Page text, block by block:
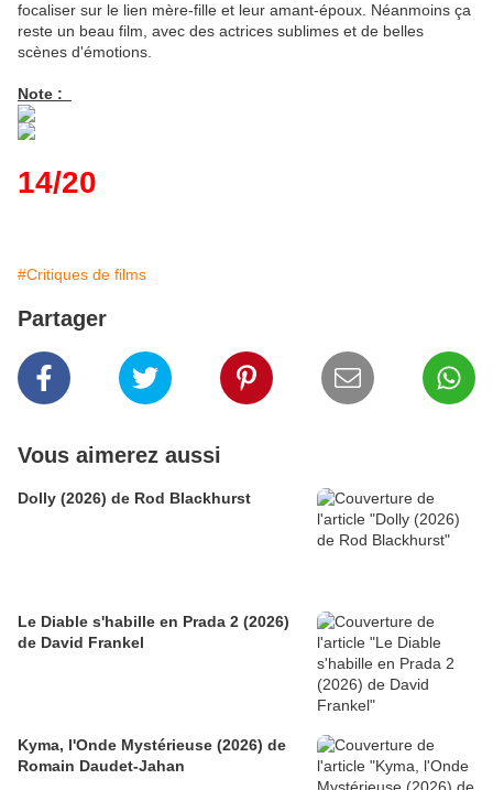
focaliser sur le lien mère-fille et leur amant-époux. Néanmoins ça
reste un beau film, avec des actrices sublimes et de belles
scènes d'émotions.
Note :
14/20
#Critiques de films
Partager
Vous aimerez aussi
Dolly (2026) de Rod Blackhurst
Le Diable s'habille en Prada 2 (2026)
de David Frankel
Kyma, l'Onde Mystérieuse (2026) de
Romain Daudet-Jahan